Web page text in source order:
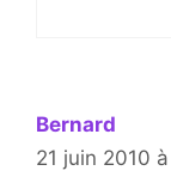
Bernard
21 juin 2010